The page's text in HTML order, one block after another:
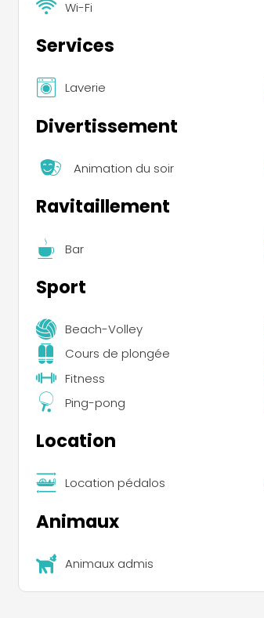
Wi-Fi
Services
Laverie
Divertissement
Animation du soir
Ravitaillement
Bar
Sport
Beach-Volley
Cours de plongée
Fitness
Ping-pong
Location
Location pédalos
Animaux
Animaux admis